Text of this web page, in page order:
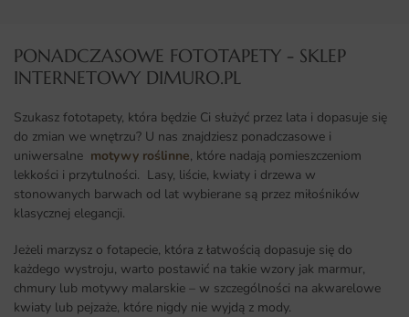
PONADCZASOWE FOTOTAPETY - SKLEP
INTERNETOWY DIMURO.PL​
Szukasz fototapety, która będzie Ci służyć przez lata i dopasuje się
do zmian we wnętrzu? U nas znajdziesz ponadczasowe i
uniwersalne motywy roślinne, które nadają pomieszczeniom
lekkości i przytulności. Lasy, liście, kwiaty i drzewa w
stonowanych barwach od lat wybierane są przez miłośników
klasycznej elegancji.
Jeżeli marzysz o fotapecie, która z łatwością dopasuje się do
każdego wystroju, warto postawić na takie wzory jak marmur,
chmury lub motywy malarskie – w szczególności na akwarelowe
kwiaty lub pejzaże, które nigdy nie wyjdą z mody.